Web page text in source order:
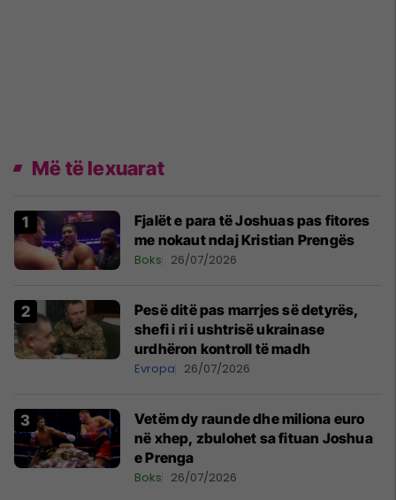
Më të lexuarat
Fjalët e para të Joshuas pas fitores
me nokaut ndaj Kristian Prengës
Boks 26/07/2026
Pesë ditë pas marrjes së detyrës,
shefi i ri i ushtrisë ukrainase
urdhëron kontroll të madh
Evropa 26/07/2026
Vetëm dy raunde dhe miliona euro
në xhep, zbulohet sa fituan Joshua
e Prenga
Boks 26/07/2026